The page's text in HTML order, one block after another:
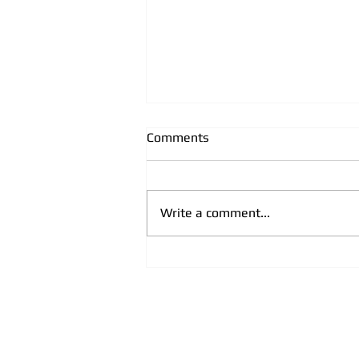
Comments
Write a comment...